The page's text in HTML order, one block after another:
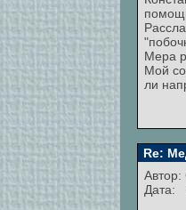
Мера
Мой
ли
Re:
Автор:
Дата: